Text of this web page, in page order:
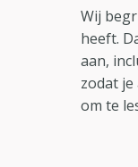
Wij
heeft.
aan,
zodat
om te